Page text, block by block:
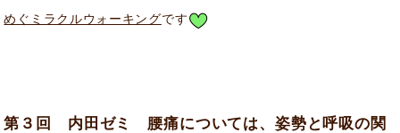
めぐミラクルウォーキングです
第３回 内田ゼミ 腰痛については、姿勢と呼吸の関